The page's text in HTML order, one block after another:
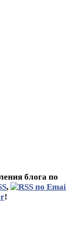
блога по
,
!